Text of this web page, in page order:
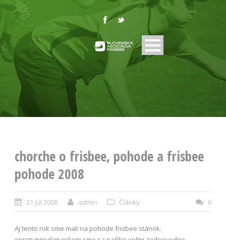
chorche o frisbee, pohode a frisbee
pohode 2008
21 júl 2008 admin Články 0
Aj tento rok sme mali na pohode frisbee stánok.